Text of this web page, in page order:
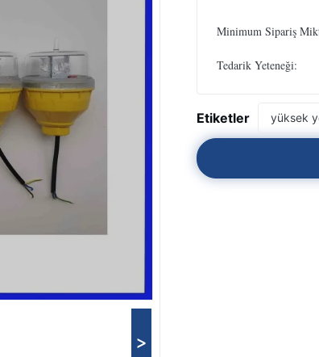
>
Minimum Sipariş
Tedarik Yeteneği:
Etiketler yüksek